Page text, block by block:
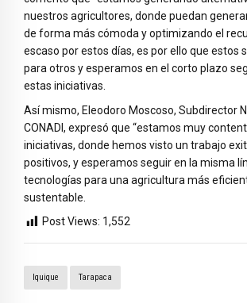
nuestros agricultores, donde puedan
de forma más cómoda y optimizando el
escaso por estos días, es por ello que estos
para otros y esperamos en el corto plazo
estas iniciativas.
Así mismo, Eleodoro Moscoso, Subdirector
CONADI, expresó que “estamos muy
iniciativas, donde hemos visto un trabajo
positivos, y esperamos seguir en la misma
tecnologías para una agricultura más
sustentable.
Post Views: 1,552
Iquique Tarapaca